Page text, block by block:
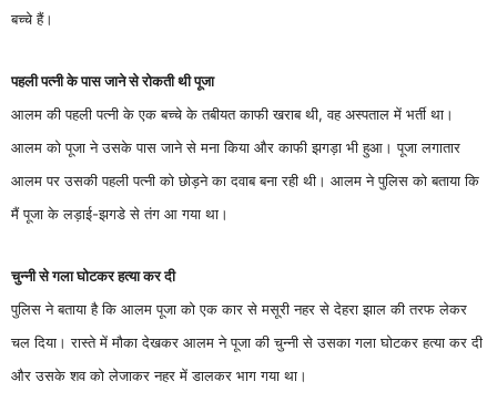
बच्चे हैं।
पहली पत्नी के पास जाने से रोकती थी पूजा
आलम की पहली पत्नी के एक बच्चे के तबीयत काफी खराब थी, वह अस्पताल में भर्ती था।
आलम को पूजा ने उसके पास जाने से मना किया और काफी झगड़ा भी हुआ। पूजा लगातार
आलम पर उसकी पहली पत्नी को छोड़ने का दवाब बना रही थी। आलम ने पुलिस को बताया कि
मैं पूजा के लड़ाई-झगडे से तंग आ गया था।
चुन्नी से गला घोटकर हत्या कर दी
पुलिस ने बताया है कि आलम पूजा को एक कार से मसूरी नहर से देहरा झाल की तरफ लेकर
चल दिया। रास्ते में मौका देखकर आलम ने पूजा की चुन्नी से उसका गला घोटकर हत्या कर दी
और उसके शव को लेजाकर नहर में डालकर भाग गया था।